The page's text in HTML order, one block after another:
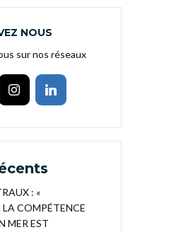
NOUS
sur nos réseaux
: «
LA COMPÉTENCE
MER EST